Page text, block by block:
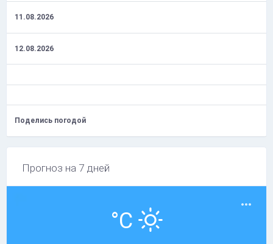
11.08.2026
12.08.2026
Поделись погодой
Прогноз на 7 дней
°C